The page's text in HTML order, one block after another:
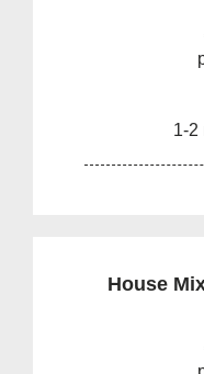
1-2
House